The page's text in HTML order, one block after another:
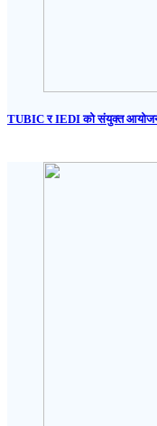
TUBIC र IEDI को संयुक्त